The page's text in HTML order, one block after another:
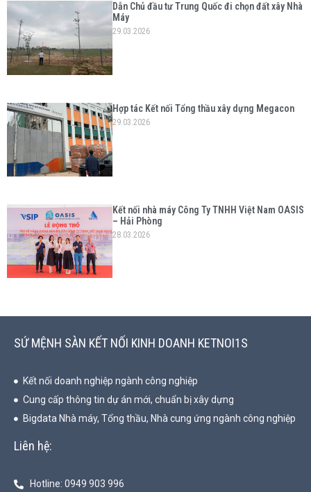
Dẫn Chủ đầu tư Trung Quốc đi chọn đất xây Nhà
Máy
29.03.2026
Hợp tác Kết nối Tổng thầu xây dựng Megacon
29.03.2026
Kết nối nhà máy Công Ty TNHH Việt Nam OASIS
– Hải Phòng
28.03.2026
SỨ MỆNH SÀN KẾT NỐI KINH DOANH KETNOI1S
Kết nối doanh nghiệp ngành công nghiệp
Cung cấp thông tin dự án mới, chuẩn bị xây dựng
Bigdata Nhà máy, Tổng thầu, Nhà cung ứng ngành công nghiệp
Liên hệ:
Hotline: 0949 903 996